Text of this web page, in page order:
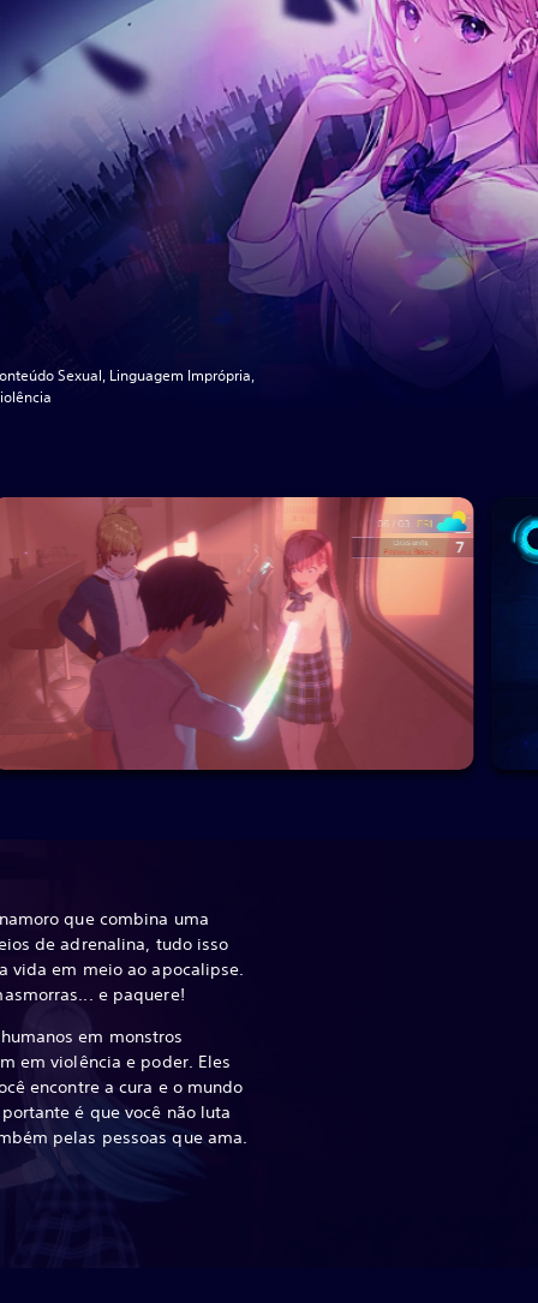
Sexual, Linguagem Imprópria,
que combina uma
de adrenalina, tudo isso
vida em meio ao apocalipse.
e paquere!
em monstros
em violência e poder. Eles
encontre a cura e o mundo
é que você não luta
pelas pessoas que ama.